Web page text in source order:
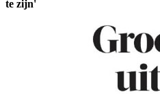
te zijn'